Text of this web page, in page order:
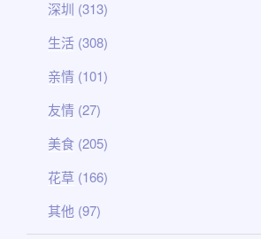
深圳 (313)
生活 (308)
亲情 (101)
友情 (27)
美食 (205)
花草 (166)
其他 (97)